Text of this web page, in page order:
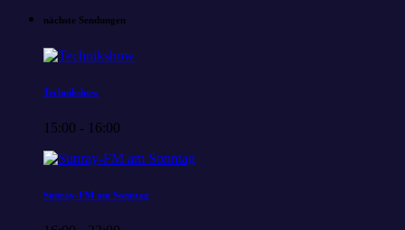
nächste Sendungen
Technikshow
15:00 - 16:00
Sunray-FM am Sonntag